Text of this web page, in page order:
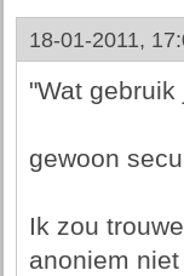
18-01-2011,
"Wat
gewoon
Ik zou
anoniem